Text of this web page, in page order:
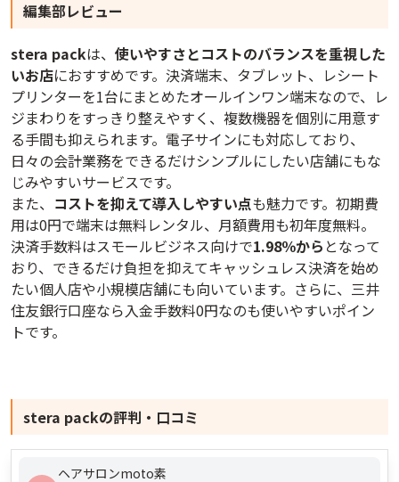
編集部レビュー
stera packは、 使いやすさとコストのバランスを重視した
いお店におすすめです。決済端末、タブレット、レシート
プリンターを1台にまとめたオールインワン端末なので、レ
ジまわりをすっきり整えやすく、複数機器を個別に用意す
る手間も抑えられます。電子サインにも対応しており、
日々の会計業務をできるだけシンプルにしたい店舗にもな
じみやすいサービスです。
また、 コストを抑えて導入しやすい点も魅力です。初期費
用は0円で端末は無料レンタル、月額費用も初年度無料。
決済手数料はスモールビジネス向けで1.98％から となって
おり、できるだけ負担を抑えてキャッシュレス決済を始め
たい個人店や小規模店舗にも向いています。さらに、三井
住友銀行口座なら入金手数料0円なのも使いやすいポイン
トです。
stera packの評判・口コミ
ヘアサロンmoto素